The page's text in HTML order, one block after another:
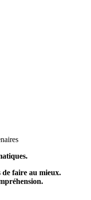
de faire au mieux.